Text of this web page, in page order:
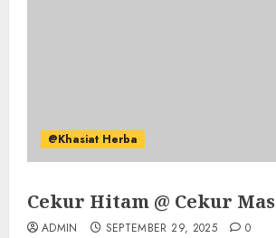
@Khasiat Herba
Cekur Hitam @ Cekur Mas
ADMIN SEPTEMBER 29, 2025 0